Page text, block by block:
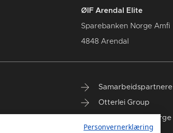
ØIF Arendal Elite
Sparebanken Norge Amfi
4848 Arendal
Samarbeidspartnere
Otterlei Group
Sparebanken Norge
Personvernerklæring